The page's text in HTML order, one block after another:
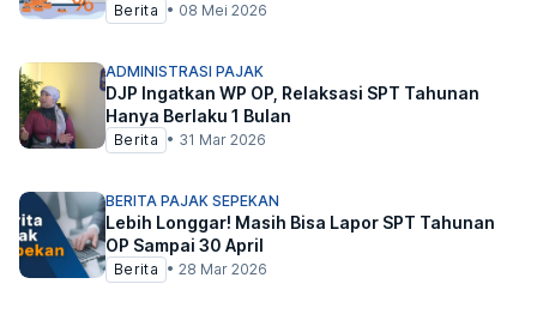
Berita • 08 Mei 2026
ADMINISTRASI PAJAK
DJP Ingatkan WP OP, Relaksasi SPT Tahunan
Hanya Berlaku 1 Bulan
Berita • 31 Mar 2026
BERITA PAJAK SEPEKAN
Lebih Longgar! Masih Bisa Lapor SPT Tahunan
OP Sampai 30 April
Berita • 28 Mar 2026